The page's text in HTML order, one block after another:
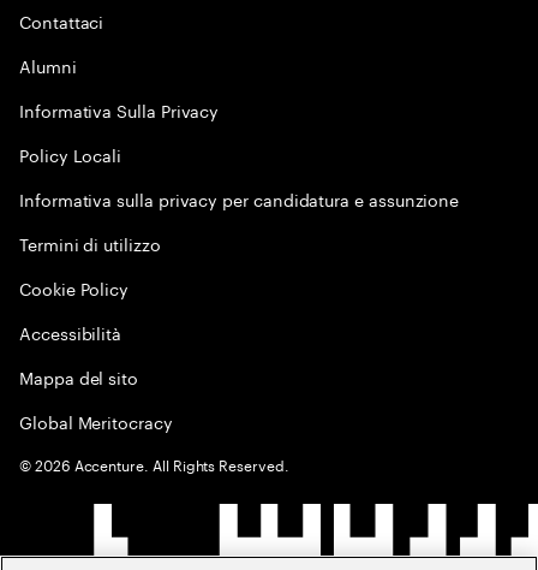
Contattaci
Alumni
Informativa Sulla Privacy
Policy Locali
Informativa sulla privacy per candidatura e assunzione
Termini di utilizzo
Cookie Policy
Accessibilità
Mappa del sito
Global Meritocracy
©2026 Accenture. All Rights Reserved.